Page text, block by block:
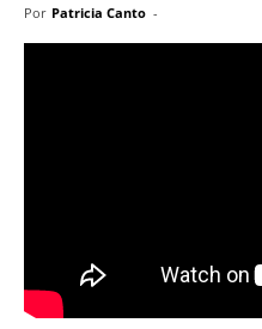
Por Patricia Canto -